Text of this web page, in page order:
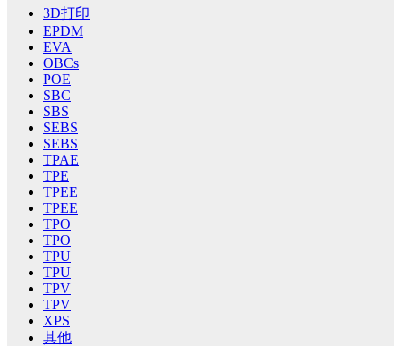
3D打印
EPDM
EVA
OBCs
POE
SBC
SBS
SEBS
SEBS
TPAE
TPE
TPEE
TPEE
TPO
TPO
TPU
TPU
TPV
TPV
XPS
其他